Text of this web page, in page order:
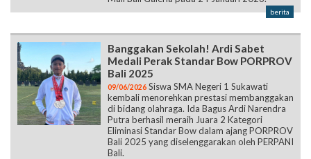
berita
Banggakan Sekolah! Ardi Sabet
Medali Perak Standar Bow PORPROV
Bali 2025
09/06/2026 Siswa SMA Negeri 1 Sukawati
kembali menorehkan prestasi membanggakan
di bidang olahraga. Ida Bagus Ardi Narendra
Putra berhasil meraih Juara 2 Kategori
Eliminasi Standar Bow dalam ajang PORPROV
Bali 2025 yang diselenggarakan oleh PERPANI
Bali.